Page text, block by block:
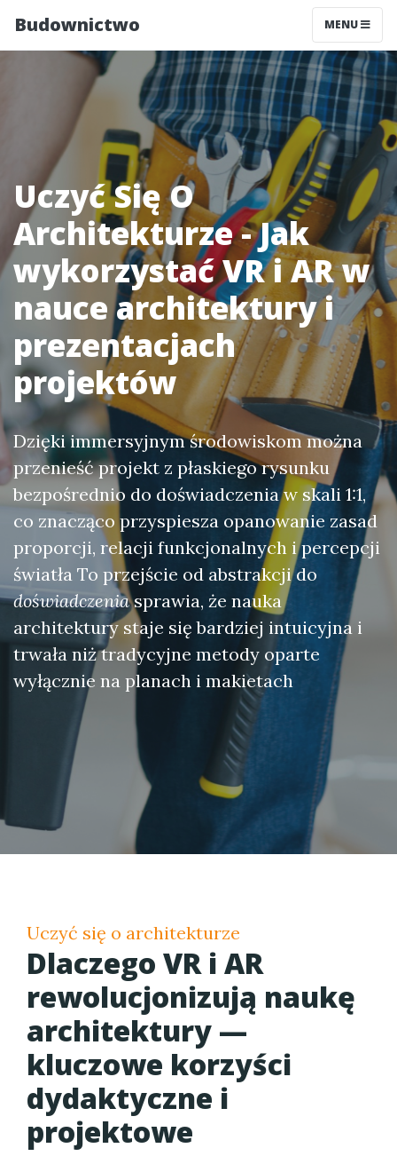
Budownictwo MENU
Uczyć Się O
Architekturze - Jak
wykorzystać VR i AR w
nauce architektury i
prezentacjach
projektów
Dzięki immersyjnym środowiskom można
przenieść projekt z płaskiego rysunku
bezpośrednio do doświadczenia w skali 1:1,
co znacząco przyspiesza opanowanie zasad
proporcji, relacji funkcjonalnych i percepcji
światła To przejście od abstrakcji do
doświadczeniasprawia, że nauka
architektury staje się bardziej intuicyjna i
trwała niż tradycyjne metody oparte
wyłącznie na planach i makietach
Uczyć się o architekturze
Dlaczego VR i AR
rewolucjonizują naukę
architektury —
kluczowe korzyści
dydaktyczne i
projektowe